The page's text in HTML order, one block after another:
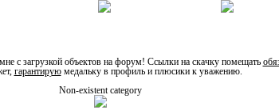
с загрузкой объектов на форум! Ссылки на скачку помещать
гарантируюмедальку в профиль и плюсики к уважению.
Non-existent category